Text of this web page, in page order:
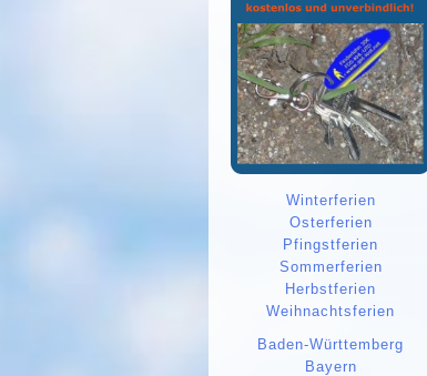
Winterferien
Osterferien
Pfingstferien
Sommerferien
Herbstferien
Weihnachtsferien
Baden-Württemberg
Bayern